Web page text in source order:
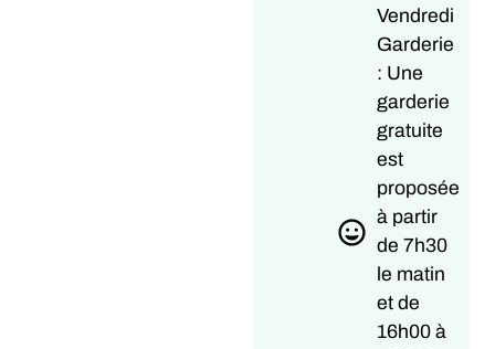
Vendredi
Garderie
: Une
garderie
gratuite
est
proposée
à partir
de 7h30
le matin
et de
16h00 à